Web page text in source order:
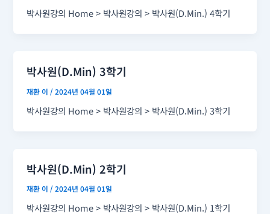
박사원강의 Home > 박사원강의 > 박사원(D.Min.) 4학기
박사원(D.Min) 3학기
재환 이 /2024년 04월 01일
박사원강의 Home > 박사원강의 > 박사원(D.Min.) 3학기
박사원(D.Min) 2학기
재환 이 /2024년 04월 01일
박사원강의 Home > 박사원강의 > 박사원(D.Min.) 1학기